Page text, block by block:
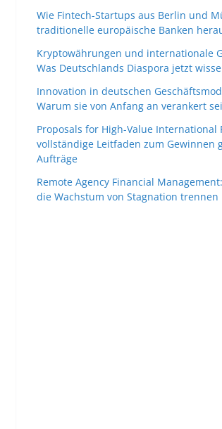
Wie Fintech-Startups aus Berlin und
traditionelle europäische Banken
Kryptowährungen und internationale
Was Deutschlands Diaspora jetzt
Innovation in deutschen
Warum sie von Anfang an verankert
Proposals for High-Value International
vollständige Leitfaden zum Gewinnen
Aufträge
Remote Agency Financial
die Wachstum von Stagnation trennen